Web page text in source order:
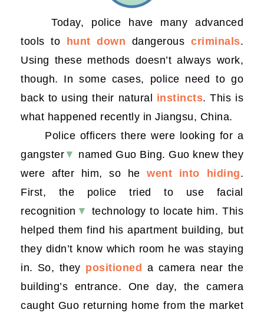
Today, police have many advanced
tools to hunt down dangerouscriminals.
Using these methods doesn’t always work,
though. In some cases, police need to go
back to using their natural instincts. This is
what happened recently in Jiangsu, China.
Police officers there were looking for a
gangster ▼ named Guo Bing. Guo knew they
were after him, so hewent into hiding.
First, the police tried to use facial
recognition ▼ technology to locate him. This
helped them find his apartment building, but
they didn’t know which room he was staying
in. So, they positioned a camera near the
building’s entrance. One day, the camera
caught Guo returning home from the market